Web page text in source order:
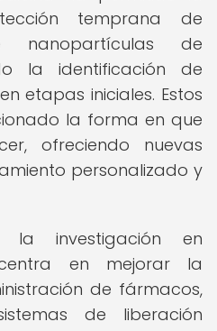
temprana de
nanopartículas de
la identificación de
etapas iniciales. Estos
la forma en que
ofreciendo nuevas
personalizado y
la investigación en
en mejorar la
de fármacos,
de liberación